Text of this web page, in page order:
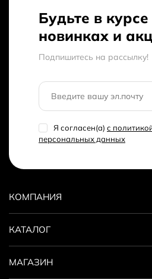
Будьте в курсе
новинках и
Подпишитесь на рассылкy!
Я согласен(a) с
персональных данных
КОМПАНИЯ
КАТАЛОГ
МАГАЗИН